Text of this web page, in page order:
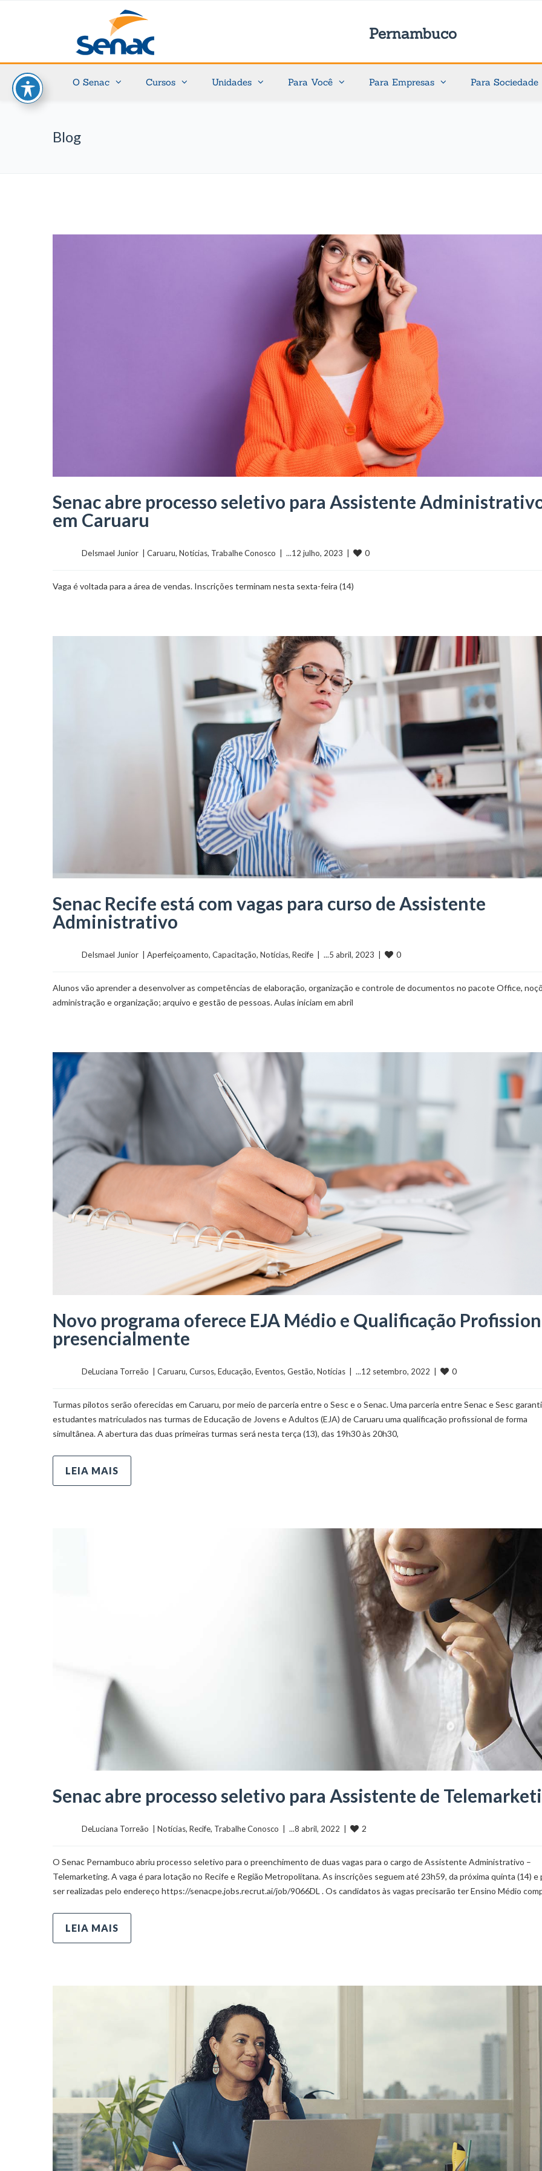
Pernambuco
O Senac Cursos Unidades Para Você Para Empresas Para Sociedade
Blog
Senac abre processo seletivo para Assistente
em Caruaru
	    	DeIsmael Junior  |
Caruaru, Notícias, Trabalhe Conosco
  |  ...12 julho, 2023  |
0
Vaga é voltada para a área de vendas. Inscrições terminam nesta sexta-feira (14)
Senac Recife está com vagas para curso de Assistente
Administrativo
	    	DeIsmael Junior  |
Aperfeiçoamento, Capacitação, Notícias, Recife
  |  ...5 abril, 2023  |
0
Alunos vão aprender a desenvolver as competências de elaboração, organização e controle de documentos no pacote Office,
administração e organização; arquivo e gestão de pessoas. Aulas iniciam em abril
Novo programa oferece EJA Médio e Qualificação
presencialmente
	    	DeLuciana Torreão  |
Caruaru, Cursos, Educação, Eventos, Gestão, Notícias
  |  ...12 setembro, 2022  |
0
Turmas pilotos serão oferecidas em Caruaru, por meio de parceria entre o Sesc e o Senac. Uma parceria entre Senac e Sesc
estudantes matriculados nas turmas de Educação de Jovens e Adultos (EJA) de Caruaru uma qualificação profissional de forma
simultânea. A abertura das duas primeiras turmas será nesta terça (13), das 19h30 às 20h30,
LEIA MAIS
Senac abre processo seletivo para Assistente de
	    	DeLuciana Torreão  |
Notícias, Recife, Trabalhe Conosco
  |  ...8 abril, 2022  |
2
O Senac Pernambuco abriu processo seletivo para o preenchimento de duas vagas para o cargo de Assistente Administrativo –
Telemarketing. A vaga é para lotação no Recife e Região Metropolitana. As inscrições seguem até 23h59, da próxima quinta (14) e
ser realizadas pelo endereço https://senacpe.jobs.recrut.ai/job/9066DL . Os candidatos às vagas precisarão ter Ensino Médio
LEIA MAIS